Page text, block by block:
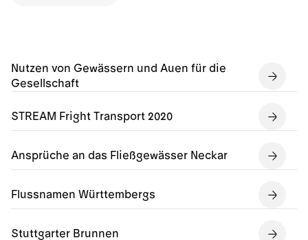
Nutzen von Gewässern und Auen für die
Gesellschaft
STREAM Fright Transport 2020
Ansprüche an das Fließgewässer Neckar
Flussnamen Württembergs
Stuttgarter Brunnen